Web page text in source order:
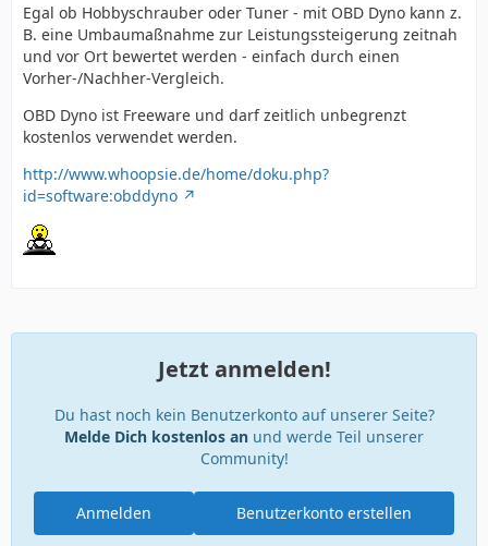
Egal ob Hobbyschrauber oder Tuner - mit OBD Dyno kann z.
B. eine Umbaumaßnahme zur Leistungssteigerung zeitnah
und vor Ort bewertet werden - einfach durch einen
Vorher-/Nachher-Vergleich.
OBD Dyno ist Freeware und darf zeitlich unbegrenzt
kostenlos verwendet werden.
http://www.whoopsie.de/home/doku.php?
id=software:obddyno
Jetzt anmelden!
Du hast noch kein Benutzerkonto auf unserer Seite?
Melde Dich kostenlos an und werde Teil unserer
Community!
Benutzerkonto erstellen
Anmelden